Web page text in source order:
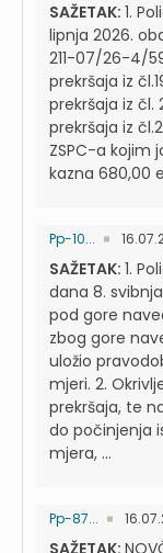
SAŽETAK: 1.
lipnja 2026.
211-07/26-4/
prekršaja iz
prekršaja iz čl.
prekršaja iz
ZSPC-a kojim
kazna 680,00
Pp-10...
SAŽETAK: 1.
dana 8.
pod gore
zbog gore
uložio
mjeri. 2.
prekršaja, te
do počinjenja
mjera, ...
Pp-87...
SAŽETAK: